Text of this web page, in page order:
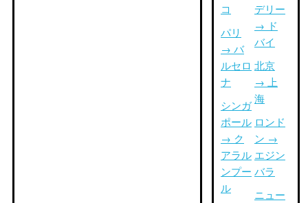
コ
パリ
→ バ
ルセロ
ナ
シンガ
ポール
→ ク
アラル
ンプー
ル
デリー
→ ド
バイ
北京
→ 上
海
ロンド
ン →
エジン
バラ
ニュー